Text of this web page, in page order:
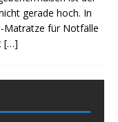
gerade hoch. In
Matratze für Notfälle
[…]